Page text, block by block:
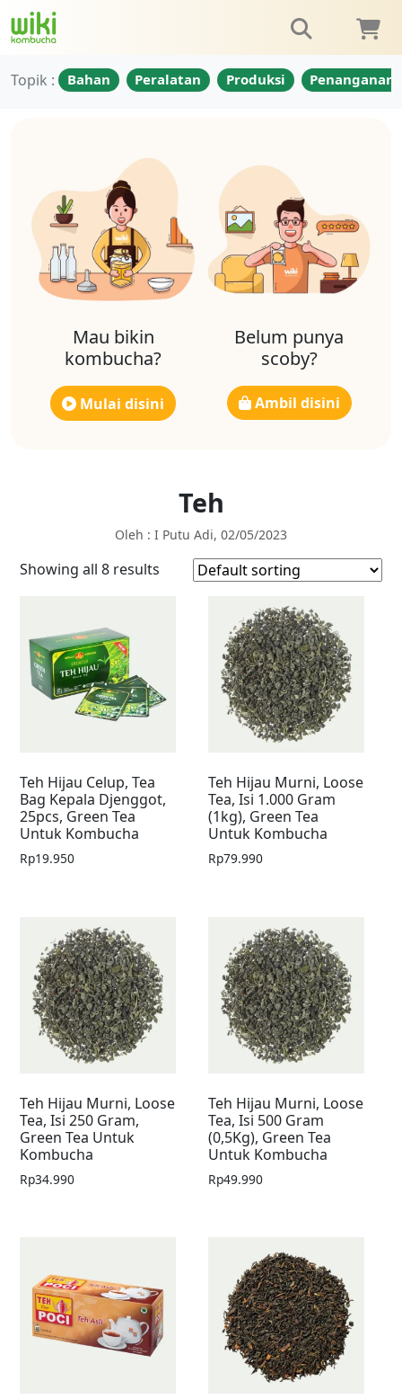
Topik : Bahan Peralatan Produksi Penanganan
Mau bikin
kombucha?
Mulai disini
Belum punya
scoby?
Ambil disini
Teh
Oleh : I Putu Adi, 02/05/2023
Showing all 8 results
Teh Hijau Celup, Tea
Bag Kepala Djenggot,
25pcs, Green Tea
Untuk Kombucha
Rp19.950
Teh Hijau Murni, Loose
Tea, Isi 1.000 Gram
(1kg), Green Tea
Untuk Kombucha
Rp79.990
Teh Hijau Murni, Loose
Tea, Isi 250 Gram,
Green Tea Untuk
Kombucha
Rp34.990
Teh Hijau Murni, Loose
Tea, Isi 500 Gram
(0,5Kg), Green Tea
Untuk Kombucha
Rp49.990